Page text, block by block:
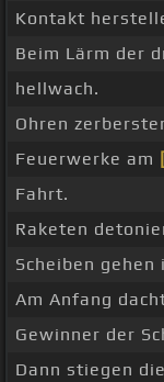
Kontakt
Beim Lärm der
hellwach.
Ohren
Feuerwerke am
Fahrt.
Raketen
Scheiben gehen
Am Anfang
Gewinner der
Dann stiegen